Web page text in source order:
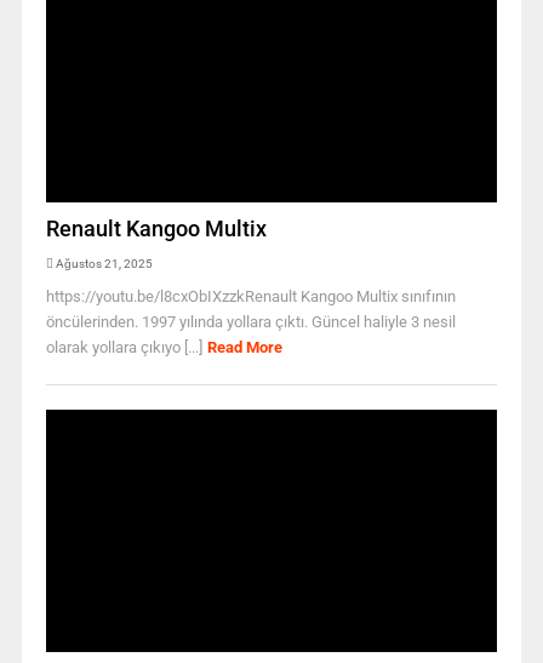
Renault Kangoo Multix
Ağustos 21, 2025
https://youtu.be/l8cxObIXzzkRenault Kangoo Multix sınıfının
öncülerinden. 1997 yılında yollara çıktı. Güncel haliyle 3 nesil
olarak yollara çıkıyo [...] Read More